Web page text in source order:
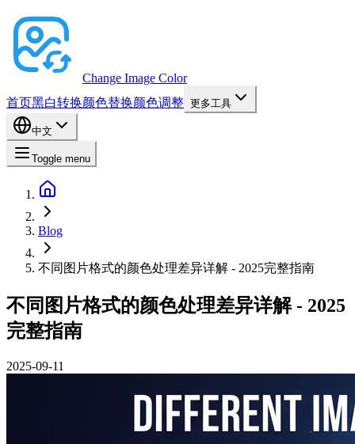
Change Image Color
首页黑白转换颜色替换颜色调整 更多工具
中文
Toggle menu
Blog
不同图片格式的颜色处理差异详解 - 2025完整指南
不同图片格式的颜色处理差异详解 - 2025
完整指南
2025-09-11